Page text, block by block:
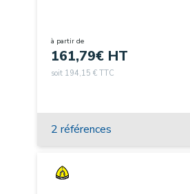
à partir de
161,79€ HT
soit 194,15 € TTC
2 références